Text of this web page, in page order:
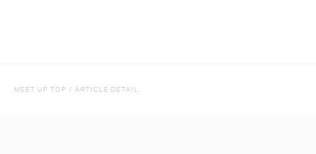
MEET UP TOP / ARTICLE DETAIL